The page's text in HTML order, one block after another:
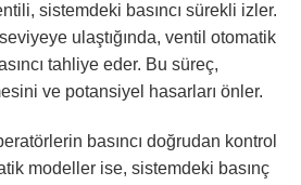
sistemdeki basıncı sürekli izler.
ulaştığında, ventil otomatik
tahliye eder. Bu süreç,
ve potansiyel hasarları önler.
basıncı doğrudan kontrol
modeller ise, sistemdeki basınç